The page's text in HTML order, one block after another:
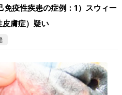
免疫性疾患の症例：1）スウィー
膚症）疑い